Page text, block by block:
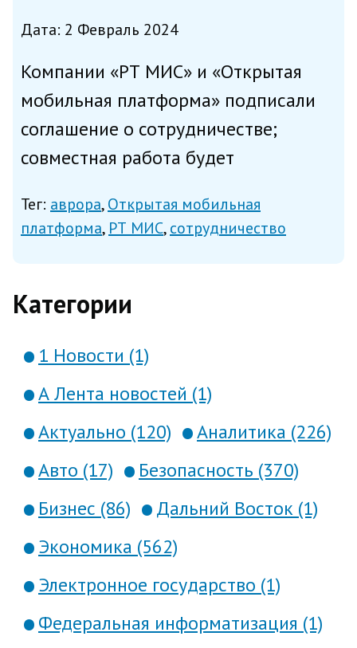
Дата: 2 Февраль 2024
Компании «РТ МИС» и «Открытая
мобильная платформа» подписали
соглашение о сотрудничестве;
совместная работа будет
автоматизированных рабочих мест
для медицинских сотрудников на
системой (ОС) «...
Тег: аврора Открытая мобильная
платформа РТ МИС сотрудничество
Категории
1 Новости (1)
А Лента новостей (1)
Актуально (120)
Аналитика (226)
Авто (17)
Безопасность (370)
Бизнес (86)
Дальний Восток (1)
Экономика (562)
Электронное государство (1)
Федеральная информатизация (1)